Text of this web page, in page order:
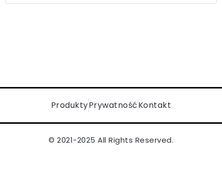
ProduktyPrywatnośćKontakt
© 2021-2025 All Rights Reserved.